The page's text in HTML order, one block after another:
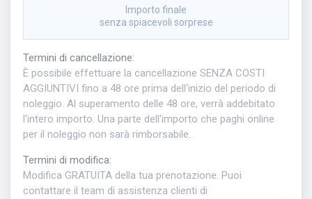
Importo finale
senza spiacevoli sorprese
Termini di cancellazione:
È possibile effettuare la cancellazione SENZA COSTI
AGGIUNTIVI fino a 48 ore prima dell'inizio del periodo di
noleggio. Al superamento delle 48 ore, verrà addebitato
l'intero importo. Una parte dell'importo che paghi online
per il noleggio non sarà rimborsabile.
Termini di modifica:
Modifica GRATUITA della tua prenotazione. Puoi
contattare il team di assistenza clienti di